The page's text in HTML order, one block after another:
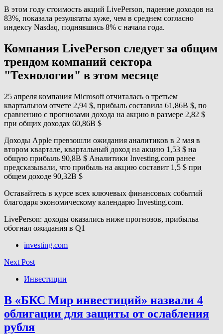
В этом году стоимость акций LivePerson, падение доходов на
83%, показала результаты хуже, чем в среднем согласно
индексу Nasdaq, поднявшись 8% с начала года.
Компания LivePerson следует за общим
трендом компаний сектора
"Технологии" в этом месяце
25 апреля компания Microsoft отчиталась о третьем
квартальном отчете 2,94 $, прибыль составила 61,86B $, по
сравнению с прогнозами дохода на акцию в размере 2,82 $
при общих доходах 60,86B $
Доходы Apple превзошли ожидания аналитиков в 2 мая в
втором квартале, квартальный доход на акцию 1,53 $ на
общую прибыль 90,8B $ Аналитики Investing.com ранее
предсказывали, что прибыль на акцию составит 1,5 $ при
общем доходе 90,32B $
Оставайтесь в курсе всех ключевых финансовых событий
благодаря экономическому календарю Investing.com.
LivePerson: доходы оказались ниже прогнозов, прибыльa
обогнал ожидания в Q1
investing.com
Next Post
Инвестиции
В «БКС Мир инвестиций» назвали 4
облигации для защиты от ослабления
рубля